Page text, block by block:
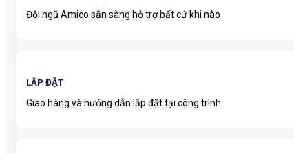
Đội ngũ Amico sẵn sàng hỗ trợ bất cứ khi nào
LẮP ĐẶT
Giao hàng và hướng dẫn lắp đặt tại công trình